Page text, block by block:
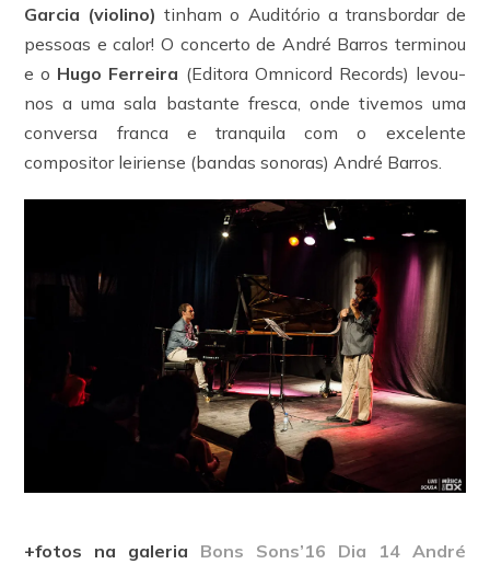
Garcia (violino) tinham o Auditório a transbordar de
pessoas e calor! O concerto de André Barros terminou
e o Hugo Ferreira (Editora Omnicord Records) levou-
nos a uma sala bastante fresca, onde tivemos uma
conversa franca e tranquila com o excelente
compositor leiriense (bandas sonoras) André Barros.
+fotos na galeria Bons Sons’16 Dia 14 André